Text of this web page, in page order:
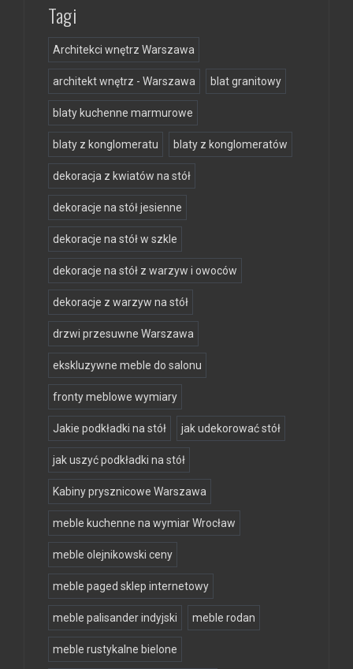
Tagi
Architekci wnętrz Warszawa
architekt wnętrz - Warszawa blat granitowy
blaty kuchenne marmurowe
blaty z konglomeratu blaty z konglomeratów
dekoracja z kwiatów na stół
dekoracje na stół jesienne
dekoracje na stół w szkle
dekoracje na stół z warzyw i owoców
dekoracje z warzyw na stół
drzwi przesuwne Warszawa
ekskluzywne meble do salonu
fronty meblowe wymiary
Jakie podkładki na stół jak udekorować stół
jak uszyć podkładki na stół
Kabiny prysznicowe Warszawa
meble kuchenne na wymiar Wrocław
meble olejnikowski ceny
meble paged sklep internetowy
meble palisander indyjski meble rodan
meble rustykalne bielone